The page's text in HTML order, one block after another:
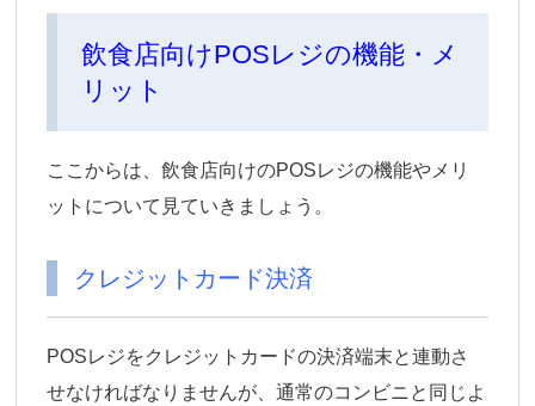
飲食店向けPOSレジの機能・メ
リット
ここからは、飲食店向けのPOSレジの機能やメリ
ットについて見ていきましょう。
クレジットカード決済
POSレジをクレジットカードの決済端末と連動さ
せなければなりませんが、通常のコンビニと同じよ